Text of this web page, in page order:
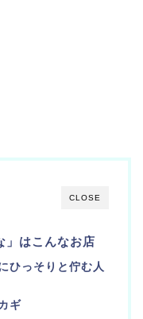
CLOSE
」はこんなお店
ひっそりと佇む人
ギ